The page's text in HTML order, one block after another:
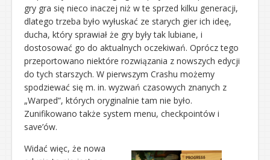
gry gra się nieco inaczej niż w te sprzed kilku generacji,
dlatego trzeba było wyłuskać ze starych gier ich ideę,
ducha, który sprawiał że gry były tak lubiane, i
dostosować go do aktualnych oczekiwań. Oprócz tego
przeportowano niektóre rozwiązania z nowszych edycji
do tych starszych. W pierwszym Crashu możemy
spodziewać się m. in. wyzwań czasowych znanych z
„Warped”, których oryginalnie tam nie było.
Zunifikowano także system menu, checkpointów i
save’ów.
Widać więc, że nowa